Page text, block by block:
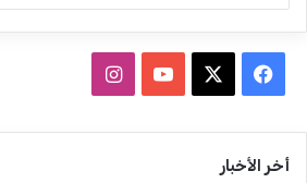
س
أخر الأخبار